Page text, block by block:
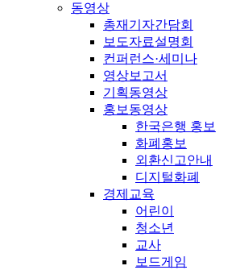
동영상
총재기자간담회
보도자료설명회
컨퍼런스·세미나
영상보고서
기획동영상
홍보동영상
한국은행 홍보
화폐홍보
외환신고안내
디지털화폐
경제교육
어린이
청소년
교사
보드게임